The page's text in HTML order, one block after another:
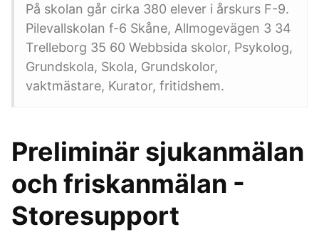
På skolan går cirka 380 elever i årskurs F-9.
Pilevallskolan f-6 Skåne, Allmogevägen 3 34
Trelleborg 35 60 Webbsida skolor, Psykolog,
Grundskola, Skola, Grundskolor,
vaktmästare, Kurator, fritidshem.
Preliminär sjukanmälan
och friskanmälan -
Storesupport